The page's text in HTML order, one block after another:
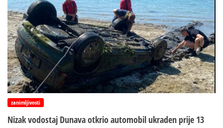
zanimljivosti
Nizak vodostaj Dunava otkrio automobil ukraden prije 13